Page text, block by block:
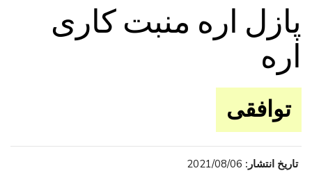
پازل اره منبت کاری
اره
توافقی
تاریخ انتشار: 2021/08/06